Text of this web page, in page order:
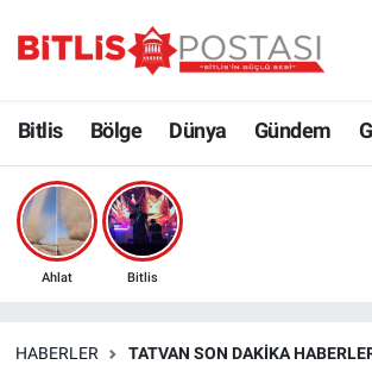
Bitlis Bölge Dünya Gündem
Ahlat Bitlis
HABERLER TATVAN SON DAKIKA
Bölge
Çevre
Bitlis Trafik Yoğunluk Haritası
Süper Lig Puan Durumu ve Fikstür